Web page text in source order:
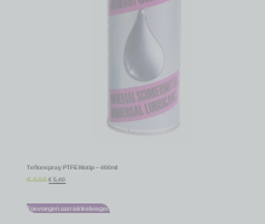
Teflonspray PTFE Motip – 400ml
€6,00 € 5,40
Toevoegen aan winkelwagen